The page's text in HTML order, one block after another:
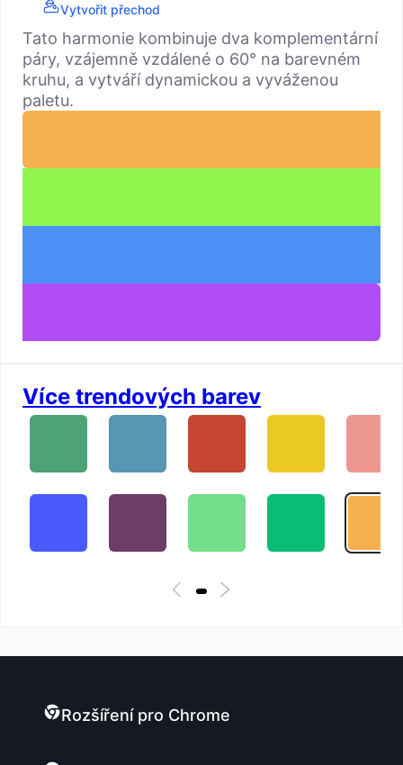
Vytvořit přechod
Tato harmonie kombinuje dva komplementární
páry, vzájemně vzdálené o 60° na barevném
kruhu, a vytváří dynamickou a vyváženou
paletu.
Více trendových barev
Rozšíření pro Chrome